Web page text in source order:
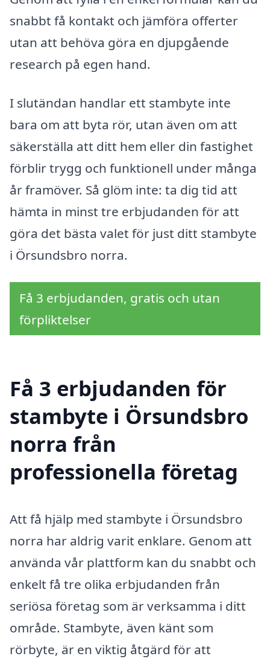
snabbt få kontakt och jämföra offerter
utan att behöva göra en djupgående
research på egen hand.
I slutändan handlar ett stambyte inte
bara om att byta rör, utan även om att
säkerställa att ditt hem eller din fastighet
förblir trygg och funktionell under många
år framöver. Så glöm inte: ta dig tid att
hämta in minst tre erbjudanden för att
göra det bästa valet för just ditt stambyte
i Örsundsbro norra.
Få 3 erbjudanden, gratis och utan
förpliktelser
Få 3 erbjudanden för
stambyte i Örsundsbro
norra från
professionella företag
Att få hjälp med stambyte i Örsundsbro
norra har aldrig varit enklare. Genom att
använda vår plattform kan du snabbt och
enkelt få tre olika erbjudanden från
seriösa företag som är verksamma i ditt
område. Stambyte, även känt som
rörbyte, är en viktig åtgärd för att